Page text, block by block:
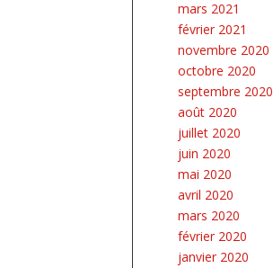
mars 2021
février 2021
novembre 2020
octobre 2020
septembre 2020
août 2020
juillet 2020
juin 2020
mai 2020
avril 2020
mars 2020
février 2020
janvier 2020